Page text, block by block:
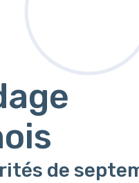
de